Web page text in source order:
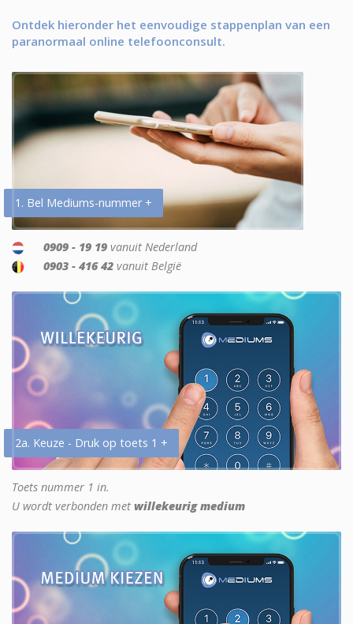
Ontdek hieronder het eenvoudige stappenplan van een
paranormaal online telefoonconsult.
1. Bel Mediums-nummer +
0909 - 19 19 vanuit Nederland
0903 - 416 42 vanuit België
2a. Keuze - Druk op toets 1 +
Toets nummer 1 in.
U wordt verbonden met willekeurig medium